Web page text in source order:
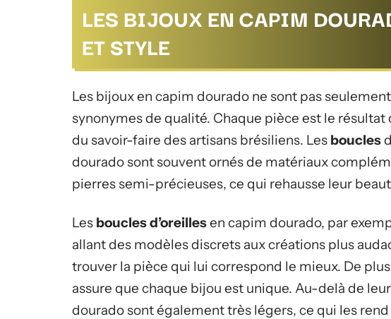
LES BIJOUX EN CAPIM
ET STYLE
Les bijoux en capim dourado ne sont pas
synonymes de qualité. Chaque pièce est le
du savoir-faire des artisans brésiliens. Les boucles
dourado sont souvent ornés de matériaux
pierres semi-précieuses, ce qui rehausse leur
Les boucles d’oreillesen capim dourado, par
allant des modèles discrets aux créations plus
trouver la pièce qui lui correspond le mieux. De
assure que chaque bijou est unique. Au-delà de
dourado sont également très légers, ce qui les